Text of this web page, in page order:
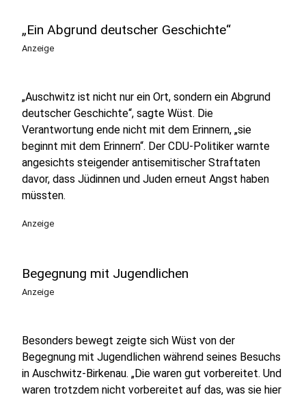
„Ein Abgrund deutscher Geschichte“
Anzeige
„Auschwitz ist nicht nur ein Ort, sondern ein Abgrund
deutscher Geschichte“, sagte Wüst. Die
Verantwortung ende nicht mit dem Erinnern, „sie
beginnt mit dem Erinnern“. Der CDU-Politiker warnte
angesichts steigender antisemitischer Straftaten
davor, dass Jüdinnen und Juden erneut Angst haben
müssten.
Anzeige
Begegnung mit Jugendlichen
Anzeige
Besonders bewegt zeigte sich Wüst von der
Begegnung mit Jugendlichen während seines Besuchs
in Auschwitz-Birkenau. „Die waren gut vorbereitet. Und
waren trotzdem nicht vorbereitet auf das, was sie hier